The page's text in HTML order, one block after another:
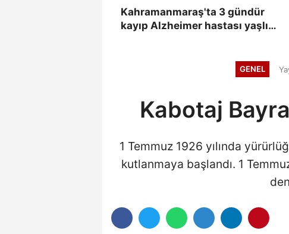
Kahramanmaraş'ta 3 gündür
kayıp Alzheimer hastası yaşlı
GENEL
Kabotaj
1 Temmuz 1926 yılında
kutlanmaya başlandı. 1